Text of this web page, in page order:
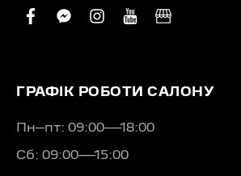
facebook
facebook-
instagram
youtube
business
ГРАФІК РОБОТИ САЛОНУ
Пн–пт: 09:00—18:00
Сб: 09:00—15:00